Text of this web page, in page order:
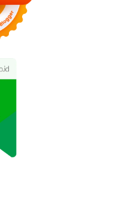
Promo Tiket Pesawat
Hemat selama Bulan